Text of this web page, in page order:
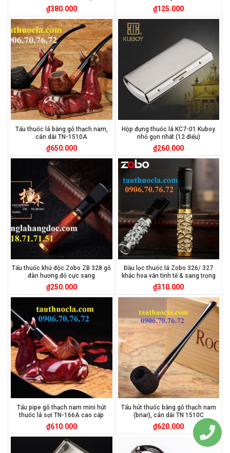
₫380.000 ₫125.000
Tẩu thuốc lá bằng gỗ thạch nam,
cán dài TN-1510A
₫650.000
Hộp đựng thuốc lá KC7-01 Kuboy
nhỏ gọn nhất (12 điếu)
₫260.000
Tẩu thuốc khử độc Zobo ZB 328 gỗ
đàn hương đỏ cực sang
₫250.000
Đầu lọc thuốc lá Zobo 326/ 327
khắc hoa văn tinh tế & sang trọng
₫310.000
Tẩu pipe gỗ thạch nam mini hút
thuốc lá sợi TN-166A cao cấp
₫610.000
Tẩu hút thuốc bằng gỗ thạch nam
(briar), cán dài TN 1510C
₫620.000